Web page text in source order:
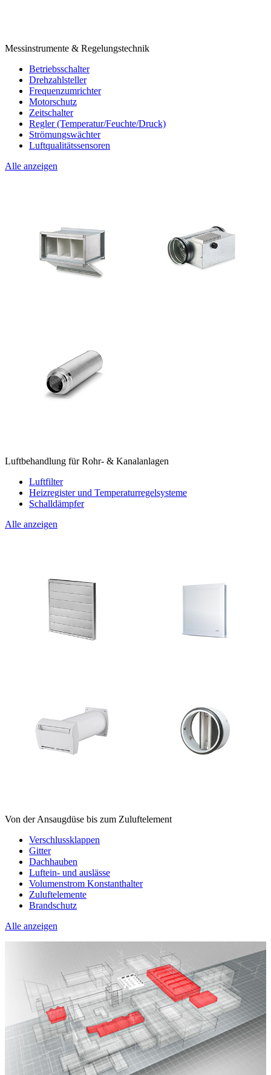
Messinstrumente & Regelungstechnik
Betriebsschalter
Drehzahlsteller
Frequenzumrichter
Motorschutz
Zeitschalter
Regler (Temperatur/Feuchte/Druck)
Strömungswächter
Luftqualitätssensoren
Alle anzeigen
Luftbehandlung für Rohr- & Kanalanlagen
Luftfilter
Heizregister und Temperaturregelsysteme
Schalldämpfer
Alle anzeigen
Von der Ansaugdüse bis zum Zuluftelement
Verschlussklappen
Gitter
Dachhauben
Luftein- und auslässe
Volumenstrom Konstanthalter
Zuluftelemente
Brandschutz
Alle anzeigen